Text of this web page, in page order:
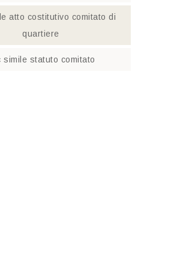
atto costitutivo comitato di
quartiere​
simile statuto comitato